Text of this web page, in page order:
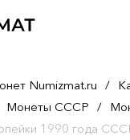
Numizmat.ru /
Монеты СССР /
1990 года